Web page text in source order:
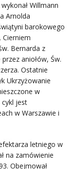
Willmann
Arnolda
barokowego
Cierniem
Bernarda z
aniołów, Św.
Ostatnie
Ukrzyżowanie
w
cykl jest
w Warszawie i
letniego w
na zamówienie
Obejmował